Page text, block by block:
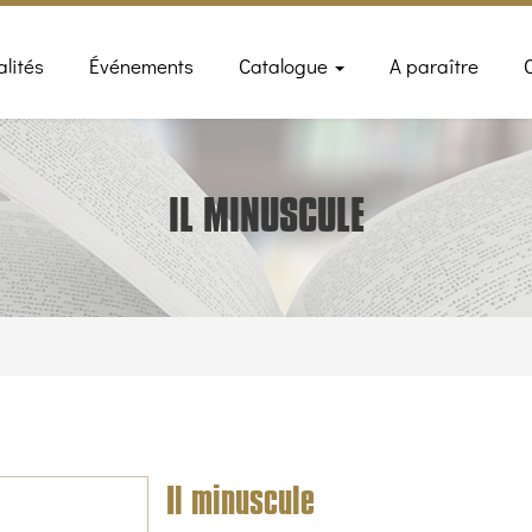
Événements Catalogue A paraître
IL MINUSCULE
Il minuscule